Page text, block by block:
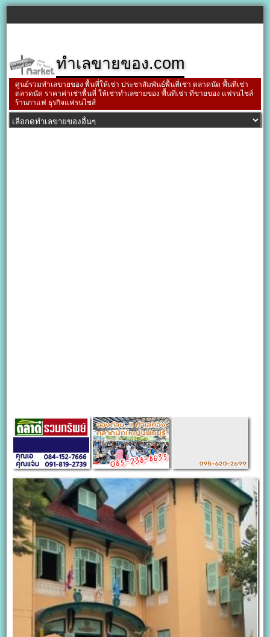
ทำเลขายของ.com
ศูนย์รวมทำเลขายของ พื้นที่ให้เช่า ประชาสัมพันธ์พื้นที่เช่า ตลาดนัด พื้นที่เช่า
ตลาดนัด ราคาค่าเช่าพื้นที่ ให้เช่าทำเลขายของ พื้นที่เช่า ที่ขายของ แฟรนไชส์
ร้านกาแฟ ธุรกิจแฟรนไชส์